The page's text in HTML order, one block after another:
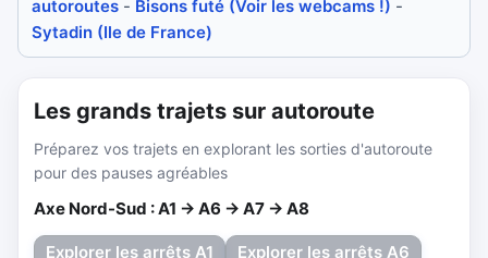
autoroutes - Bisons futé (Voir les webcams !) -
Sytadin (Ile de France)
Les grands trajets sur autoroute
Préparez vos trajets en explorant les sorties d'autoroute
pour des pauses agréables
Axe Nord-Sud : A1 → A6 → A7 → A8
Explorer les arrêts A1
Explorer les arrêts A6